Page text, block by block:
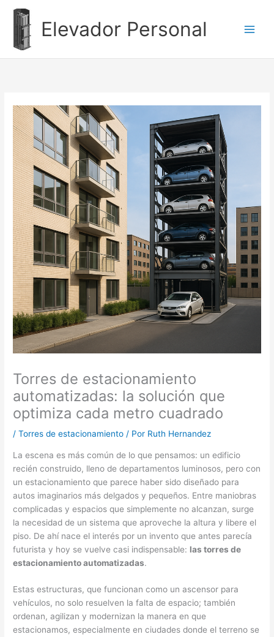
contenido
Elevador Personal
Torres de estacionamiento
automatizadas: la solución que
optimiza cada metro cuadrado
/Torres de estacionamiento / Por Ruth Hernandez
La escena es más común de lo que pensamos: un edificio
recién construido, lleno de departamentos luminosos, pero con
un estacionamiento que parece haber sido diseñado para
autos imaginarios más delgados y pequeños. Entre maniobras
complicadas y espacios que simplemente no alcanzan, surge
la necesidad de un sistema que aproveche la altura y libere el
piso. De ahí nace el interés por un invento que antes parecía
futurista y hoy se vuelve casi indispensable: las torres de
estacionamiento automatizadas.
Estas estructuras, que funcionan como un ascensor para
vehículos, no solo resuelven la falta de espacio; también
ordenan, agilizan y modernizan la manera en que
estacionamos, especialmente en ciudades donde el terreno se